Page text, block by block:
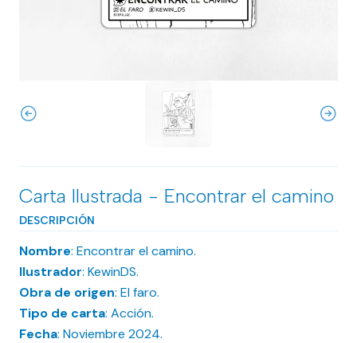
Carta Ilustrada - Encontrar el camino
DESCRIPCIÓN
Nombre: Encontrar el camino.
Ilustrador: KewinDS.
Obra de origen: El faro.
Tipo de carta: Acción.
Fecha: Noviembre 2024.